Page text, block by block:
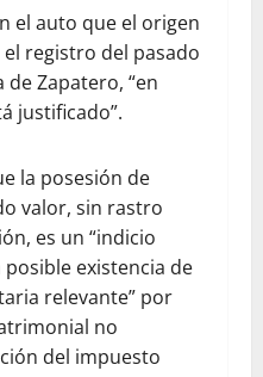
el auto que el origen
registro del pasado
de Zapatero, “en
justificado”.
la posesión de
valor, sin rastro
es un “indicio
existencia de
relevante” por
no
del impuesto